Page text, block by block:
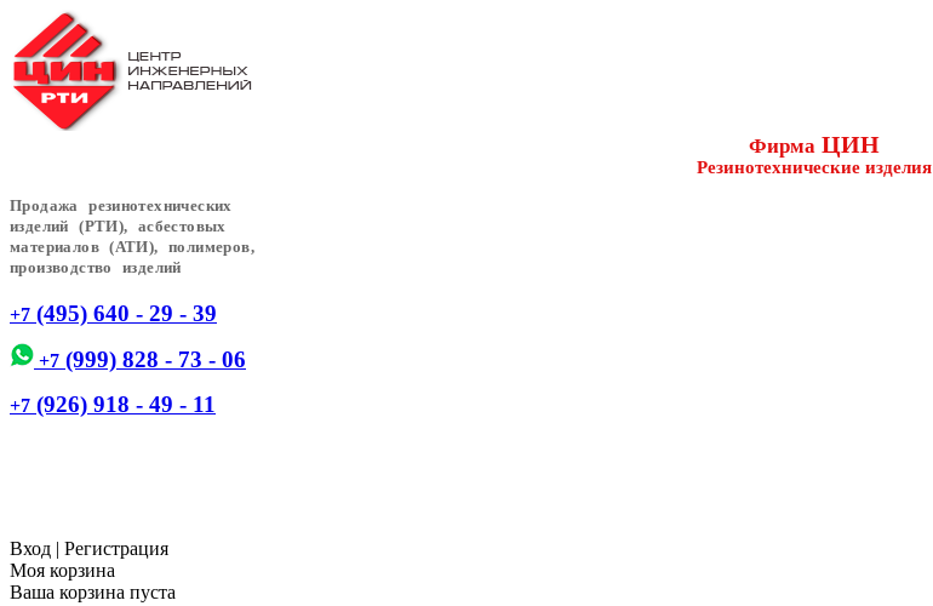
Фирма ЦИН
Резинотехнические изделия
Продажа резинотехнических
изделий (РТИ), асбестовых
материалов (АТИ), полимеров,
производство изделий
+7 (495) 640 - 29 - 39
+7 (999) 828 - 73 - 06
+7 (926) 918 - 49 - 11
Вход | Регистрация
Моя корзина
Ваша корзина пуста